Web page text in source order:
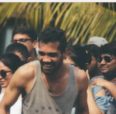
ROSEN“
HILFT
BEDÜRFTIGEN
RENTNERN:
SCHAUSPIELER
FLORIAN
ODENDAHL
TAUSCHT
FILMSET
GEGEN
LICHTBLICK-
BÜRO